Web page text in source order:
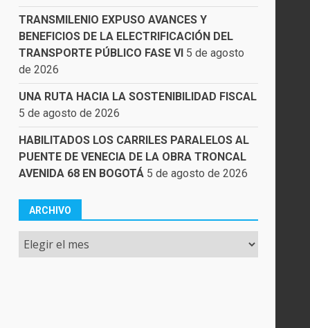
TRANSMILENIO EXPUSO AVANCES Y
BENEFICIOS DE LA ELECTRIFICACIÓN DEL
TRANSPORTE PÚBLICO FASE VI 5 de agosto
de 2026
UNA RUTA HACIA LA SOSTENIBILIDAD FISCAL
5 de agosto de 2026
HABILITADOS LOS CARRILES PARALELOS AL
PUENTE DE VENECIA DE LA OBRA TRONCAL
AVENIDA 68 EN BOGOTÁ 5 de agosto de 2026
ARCHIVO
Archivo